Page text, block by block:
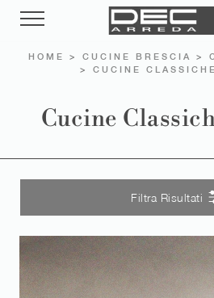
HOME > CUCINE BRESCIA >
> CUCINE
Cucine
Filtra Risultati